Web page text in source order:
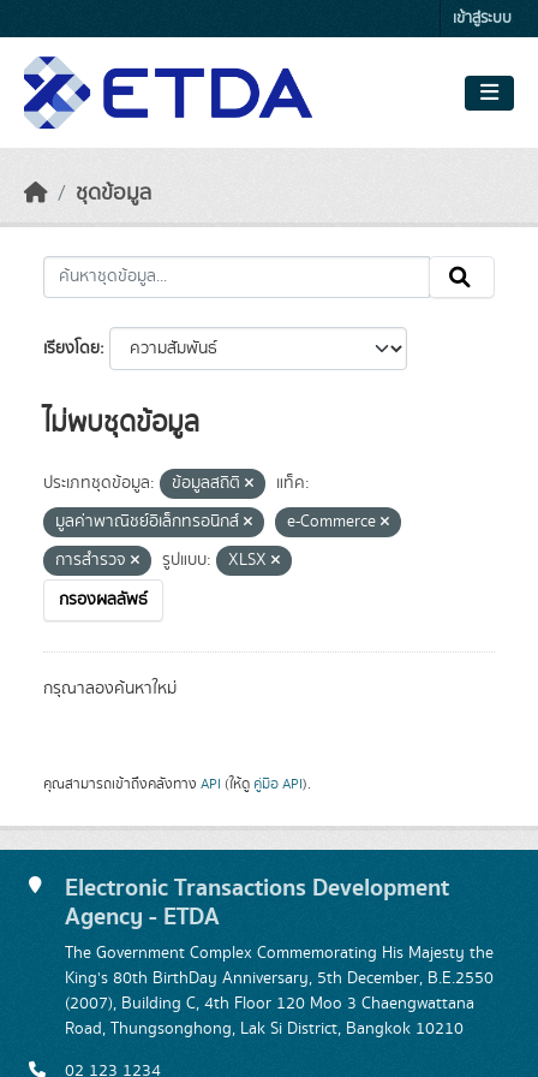
เข้าสู่ระบบ
ชุดข้อมูล
เรียงโดย
ไม่พบชุดข้อมูล
ประเภทชุดข้อมูล: ข้อมูลสถิติ
แท็ค:
มูลค่าพาณิชย์อิเล็กทรอนิกส์
e-Commerce
การสำรวจ
รูปแบบ:
XLSX
กรองผลลัพธ์
กรุณาลองค้นหาใหม่
คุณสามารถเข้าถึงคลังทาง API (ให้ดู คู่มือ API).
Electronic Transactions Development
Agency - ETDA
The Government Complex Commemorating His Majesty the
King's 80th BirthDay Anniversary, 5th December, B.E.2550
(2007), Building C, 4th Floor 120 Moo 3 Chaengwattana
Road, Thungsonghong, Lak Si District, Bangkok 10210
02 123 1234